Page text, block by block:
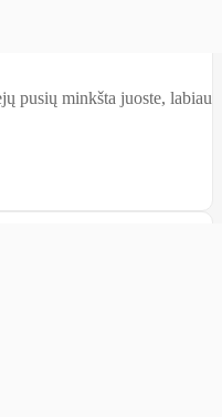
pusių minkšta juoste, labiau